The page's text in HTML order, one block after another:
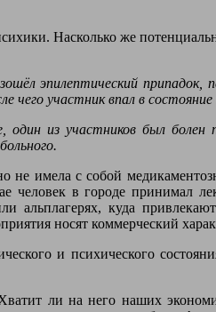
Насколько же
эпилептический
чего участник впал в
из участников был
имела с собой
человек в городе принимал
альплагерях, куда
носят коммерческий
и психического
ли на него наших